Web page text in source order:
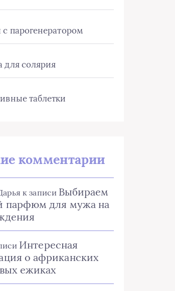
с парогенератором
для солярия
таблетки
комментарии
к записи Выбираем
парфюм для мужа на
Интересная
о африканских
ежиках